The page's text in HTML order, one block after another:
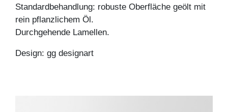
Standardbehandlung: robuste Oberfläche geölt mit
rein pflanzlichem Öl.
Durchgehende Lamellen.
Design: gg designart